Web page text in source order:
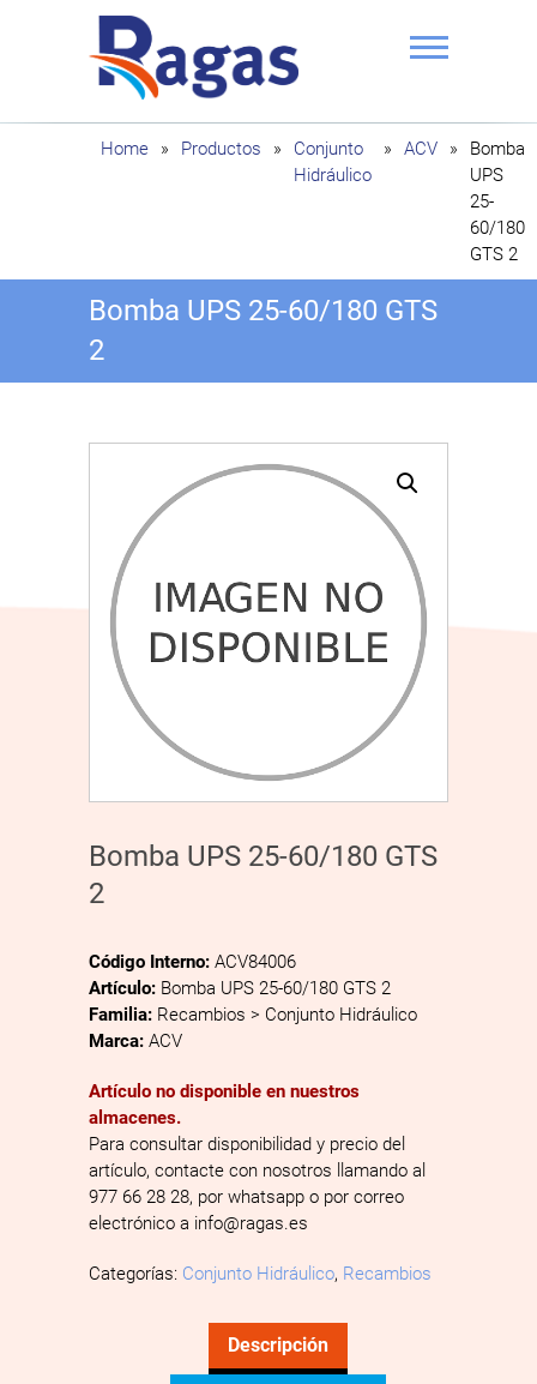
Ragas
Home » Productos »
Conjunto
Hidráulico
» ACV »
Bomba
UPS
25-
60/180
GTS 2
Bomba UPS 25-60/180 GTS
2
Bomba UPS 25-60/180 GTS
2
Código Interno: ACV84006
Artículo: Bomba UPS 25-60/180 GTS 2
Familia: Recambios > Conjunto Hidráulico
Marca: ACV
Artículo no disponible en nuestros
almacenes.
Para consultar disponibilidad y precio del
artículo, contacte con nosotros llamando al
977 66 28 28, por whatsapp o por correo
electrónico a info@ragas.es
Categorías: Conjunto Hidráulico, Recambios
Descripción